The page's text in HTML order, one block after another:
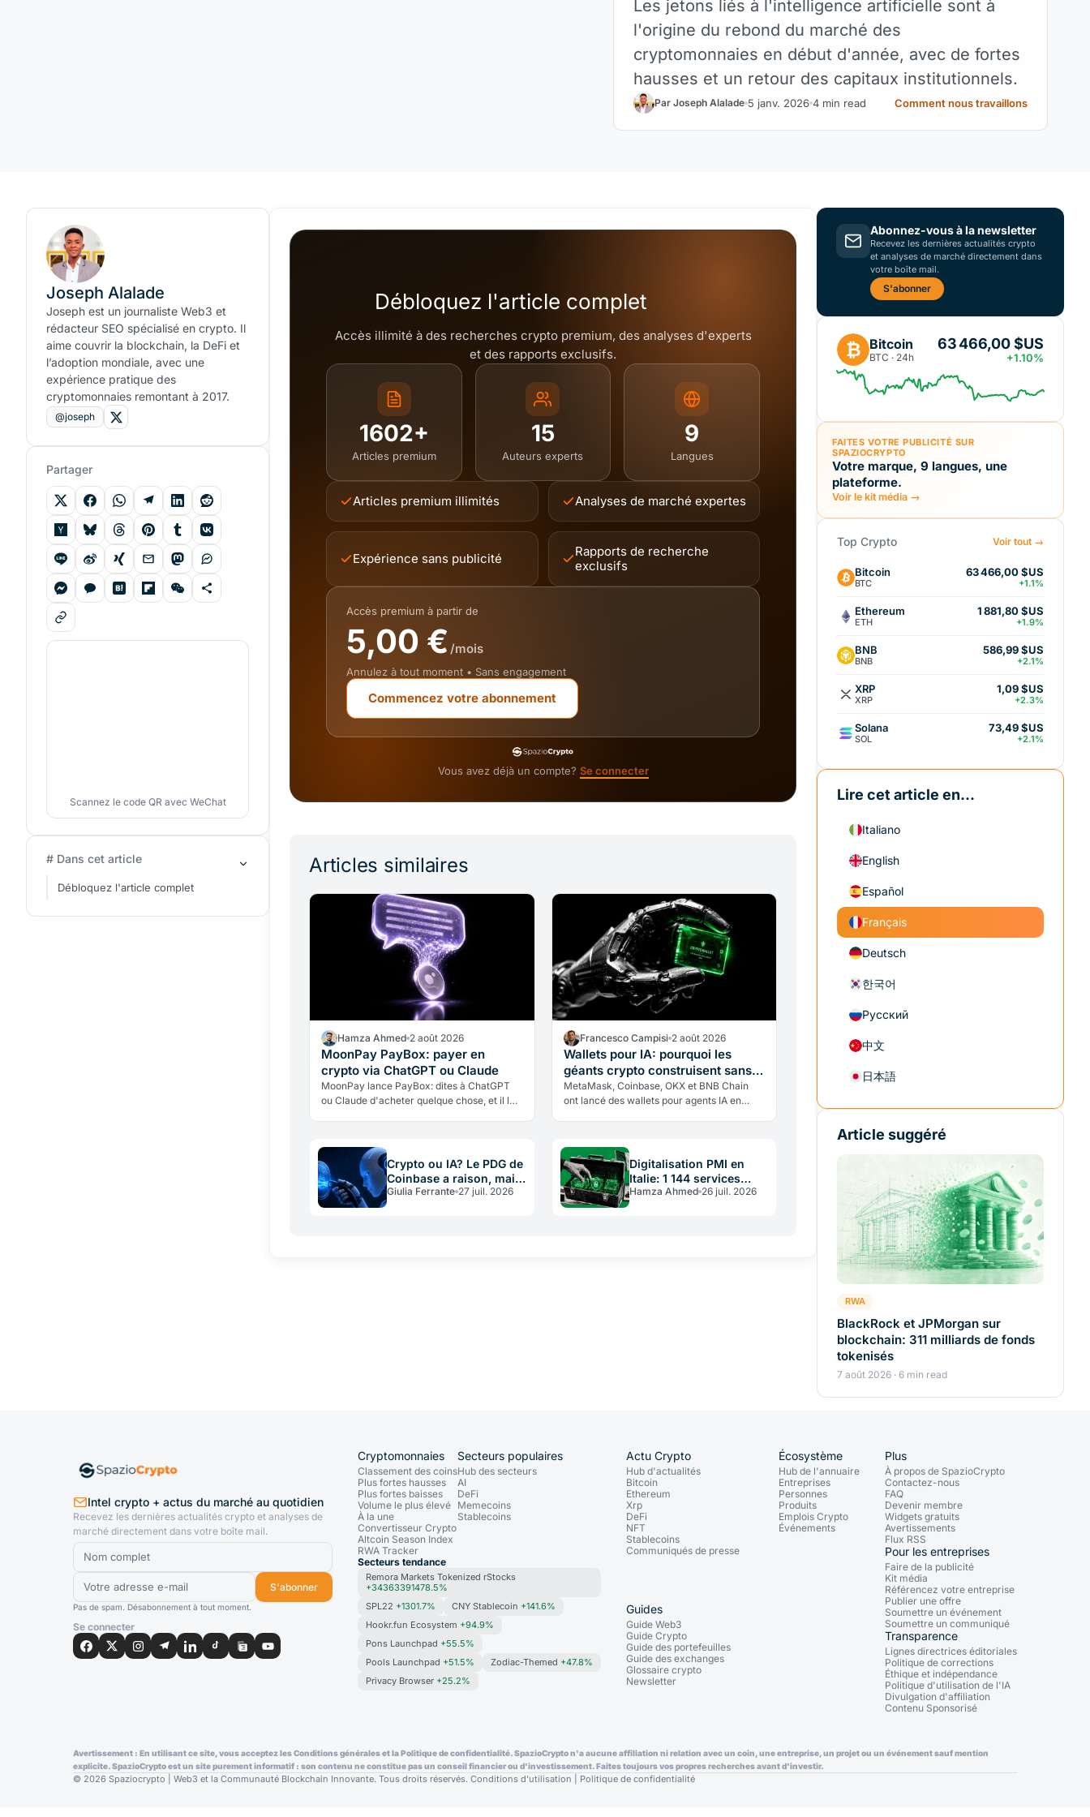
Les jetons liés à l'intelligence artificielle sont à
l'origine du rebond du marché des
cryptomonnaies en début d'année, avec de fortes
hausses et un retour des capitaux institutionnels.
Par Joseph Alalade 5 janv. 2026 4 min read Comment nous travaillons
Débloquez l'article complet
Accès illimité à des recherches crypto premium, des analyses d'experts
et des rapports exclusifs.
1602+
Articles premium
15
Auteurs experts
9
Langues
Articles premium illimités Analyses de marché expertes
Expérience sans publicité
Rapports de recherche
exclusifs
Accès premium à partir de
5,00 € /mois
Annulez à tout moment • Sans engagement
Commencez votre abonnement
Vous avez déjà un compte? Se connecter
Articles similaires
Hamza Ahmed 2 août 2026
MoonPay PayBox: payer en
crypto via ChatGPT ou Claude
MoonPay lance PayBox: dites à ChatGPT
ou Claude d'acheter quelque chose, et il le
Francesco Campisi 2 août 2026
Wallets pour IA: pourquoi les
géants crypto construisent sans
vous
MetaMask, Coinbase, OKX et BNB Chain
ont lancé des wallets pour agents IA en
Crypto ou IA? Le PDG de
Coinbase a raison, mais
pas sans intérêt
Giulia Ferrante 27 juil. 2026
Digitalisation PMI en
Italie: 1 144 services
financés par le PNRR
Hamza Ahmed 26 juil. 2026
Joseph Alalade
Joseph est un journaliste Web3 et
rédacteur SEO spécialisé en crypto. Il
aime couvrir la blockchain, la DeFi et
l’adoption mondiale, avec une
expérience pratique des
cryptomonnaies remontant à 2017.
@joseph
Partager
Scannez le code QR avec WeChat
# Dans cet article
Débloquez l'article complet
Abonnez-vous à la newsletter
Recevez les dernières actualités crypto
et analyses de marché directement dans
votre boîte mail.
S'abonner
₿ Bitcoin
BTC · 24h
63 466,00 $US
+1.10%
FAITES VOTRE PUBLICITÉ SUR
SPAZIOCRYPTO
Votre marque, 9 langues, une
plateforme.
Voir le kit média →
Top Crypto Voir tout →
Bitcoin
BTC
63 466,00 $US
+1.1%
Ethereum
ETH
1 881,80 $US
+1.9%
BNB
BNB
586,99 $US
+2.1%
XRP
XRP
1,09 $US
+2.3%
Solana
SOL
73,49 $US
+2.1%
Lire cet article en...
Italiano
English
Español
Français
Deutsch
한국어
Русский
中文
日本語
Article suggéré
RWA
BlackRock et JPMorgan sur
blockchain: 311 milliards de fonds
tokenisés
7 août 2026 · 6 min read
Intel crypto + actus du marché au quotidien
Recevez les dernières actualités crypto et analyses de
marché directement dans votre boîte mail.
S'abonner
Pas de spam. Désabonnement à tout moment.
Se connecter
Cryptomonnaies
Classement des coins
Plus fortes hausses
Plus fortes baisses
Volume le plus élevé
À la une
Convertisseur Crypto
Altcoin Season Index
RWA Tracker
Secteurs populaires
Hub des secteurs
AI
DeFi
Memecoins
Stablecoins
Secteurs tendance
Remora Markets Tokenized rStocks
+34363391478.5%
SPL22 +1301.7% CNY Stablecoin +141.6%
Hookr.fun Ecosystem +94.9%
Pons Launchpad +55.5%
Pools Launchpad +51.5% Zodiac-Themed +47.8%
Privacy Browser +25.2%
Actu Crypto
Hub d'actualités
Bitcoin
Ethereum
Xrp
DeFi
NFT
Stablecoins
Communiqués de presse
Écosystème
Hub de l'annuaire
Entreprises
Personnes
Produits
Emplois Crypto
Événements
Guides
Guide Web3
Guide Crypto
Guide des portefeuilles
Guide des exchanges
Glossaire crypto
Newsletter
Plus
À propos de SpazioCrypto
Contactez-nous
FAQ
Devenir membre
Widgets gratuits
Avertissements
Flux RSS
Pour les entreprises
Faire de la publicité
Kit média
Référencez votre entreprise
Publier une offre
Soumettre un événement
Soumettre un communiqué
Transparence
Lignes directrices éditoriales
Politique de corrections
Éthique et indépendance
Politique d'utilisation de l'IA
Divulgation d'affiliation
Contenu Sponsorisé
Avertissement : En utilisant ce site, vous acceptez les Conditions générales et la Politique de confidentialité. SpazioCrypto n'a aucune affiliation ni relation avec un coin, une entreprise, un projet ou un événement sauf mention
explicite. SpazioCrypto est un site purement informatif : son contenu ne constitue pas un conseil financier ou d'investissement. Faites toujours vos propres recherches avant d'investir.
© 2026 Spaziocrypto | Web3 et la Communauté Blockchain Innovante. Tous droits réservés. Conditions d'utilisation Politique de confidentialité